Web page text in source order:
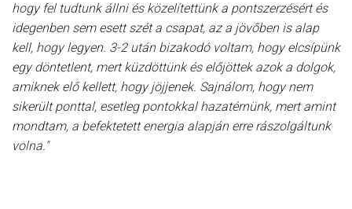
hogy fel tudtunk állni és közelítettünk a pontszerzésért és
idegenben sem esett szét a csapat, az a jövőben is alap
kell, hogy legyen. 3-2 után bizakodó voltam, hogy elcsípünk
egy döntetlent, mert küzdöttünk és előjöttek azok a dolgok,
amiknek elő kellett, hogy jöjjenek. Sajnálom, hogy nem
sikerült ponttal, esetleg pontokkal hazatérnünk, mert amint
mondtam, a befektetett energia alapján erre rászolgáltunk
volna."